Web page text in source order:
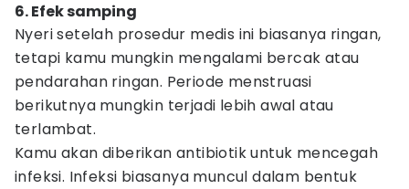
6. Efek samping
Nyeri setelah prosedur medis ini biasanya ringan,
tetapi kamu mungkin mengalami bercak atau
pendarahan ringan. Periode menstruasi
berikutnya mungkin terjadi lebih awal atau
terlambat.
Kamu akan diberikan antibiotik untuk mencegah
infeksi. Infeksi biasanya muncul dalam bentuk